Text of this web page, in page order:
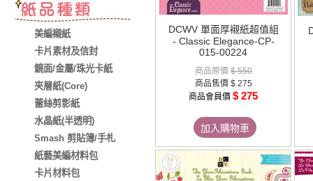
美編襯紙
卡片素材及信封
鏡面/金屬/珠光卡紙
夾層紙(Core)
蕾絲剪影紙
水晶紙(半透明)
Smash 剪貼簿/手札
紙藝美編材料包
卡片材料包
DCWV 單面厚襯紙超值組
- Classic Elegance-CP-
015-00224
商品原價$ 550
商品售價 $ 275
商品會員價 $ 275
加入購物車